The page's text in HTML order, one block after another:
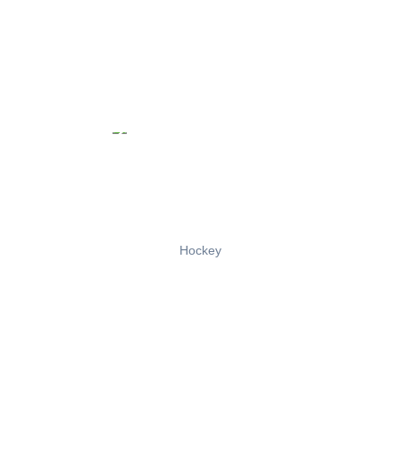
Hockey